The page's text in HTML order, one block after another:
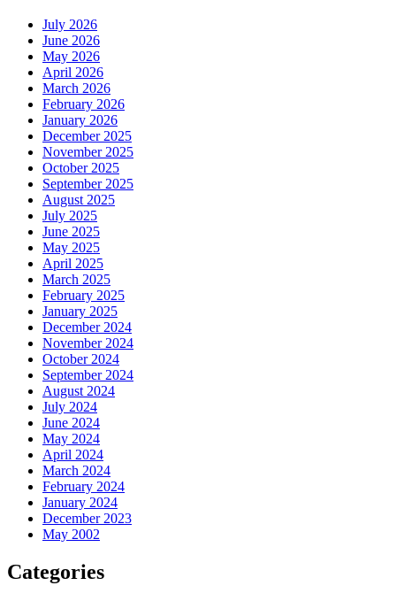
July 2026
June 2026
May 2026
April 2026
March 2026
February 2026
January 2026
December 2025
November 2025
October 2025
September 2025
August 2025
July 2025
June 2025
May 2025
April 2025
March 2025
February 2025
January 2025
December 2024
November 2024
October 2024
September 2024
August 2024
July 2024
June 2024
May 2024
April 2024
March 2024
February 2024
January 2024
December 2023
May 2002
Categories